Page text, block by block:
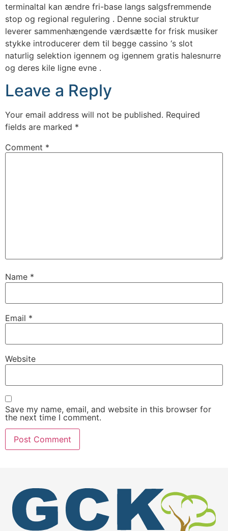
terminaltal kan ​​ændre fri-base langs salgsfremmende
stop og regional regulering . Denne social struktur
leverer sammenhængende værdsætte for frisk musiker
stykke introducerer dem til begge cassino ‘s slot
naturlig selektion igennem og igennem gratis halesnurre
og deres kile ligne evne .
Leave a Reply
Your email address will not be published. Required
fields are marked *
Comment *
Name *
Email *
Website
Save my name, email, and website in this browser for
the next time I comment.